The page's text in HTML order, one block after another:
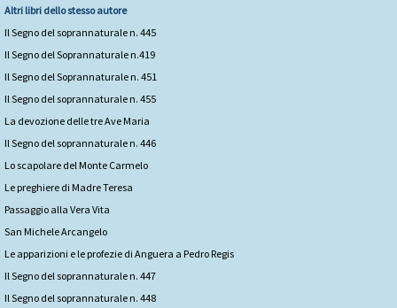
Altri libri dello stesso autore
Il Segno del soprannaturale n. 445
Il Segno del Soprannaturale n.419
Il Segno del Soprannaturale n. 451
Il Segno del soprannaturale n. 455
La devozione delle tre Ave Maria
Il Segno del soprannaturale n. 446
Lo scapolare del Monte Carmelo
Le preghiere di Madre Teresa
Passaggio alla Vera Vita
San Michele Arcangelo
Le apparizioni e le profezie di Anguera a Pedro Regis
Il Segno del soprannaturale n. 447
Il Segno del soprannaturale n. 448